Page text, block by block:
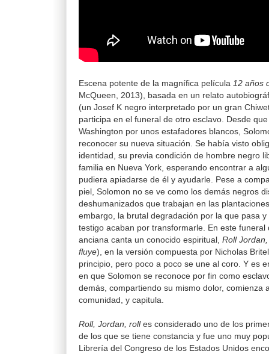
Escena potente de la magnífica película 12 años
McQueen, 2013), basada en un relato
(un Josef K negro interpretado por un gran
participa en el funeral de otro esclavo. Desde
Washington por unos estafadores blancos,
reconocer su nueva situación. Se había visto
identidad, su previa condición de hombre negro
familia en Nueva York, esperando encontrar a
pudiera apiadarse de él y ayudarle. Pese a
piel, Solomon no se ve como los demás negros
deshumanizados que trabajan en las
embargo, la brutal degradación por la que pasa
testigo acaban por transformarle. En este funeral
anciana canta un conocido espiritual, Roll
fluye), en la versión compuesta por Nicholas
principio, pero poco a poco se une al coro. Y es
en que Solomon se reconoce por fin como
demás, compartiendo su mismo dolor, comienza
comunidad, y capitula.
Roll, Jordan, roll es considerado uno de los
de los que se tiene constancia y fue uno muy
Librería del Congreso de los Estados Unidos